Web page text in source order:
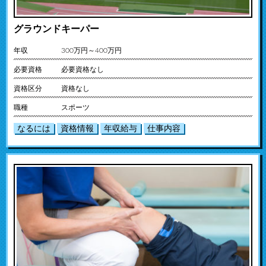
グラウンドキーパー
年収 300万円～400万円
必要資格 必要資格なし
資格区分 資格なし
職種 スポーツ
なるには 資格情報 年収給与 仕事内容